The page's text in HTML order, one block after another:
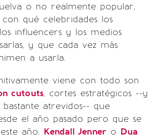
o no realmente popular,
qué celebridades los
influencers y los medios
y que cada vez más
a usarla.
viene con todo son
cutouts, cortes estratégicos --y
bastante atrevidos-- que
el año pasado pero que se
año. Kendall Jenner o Dua